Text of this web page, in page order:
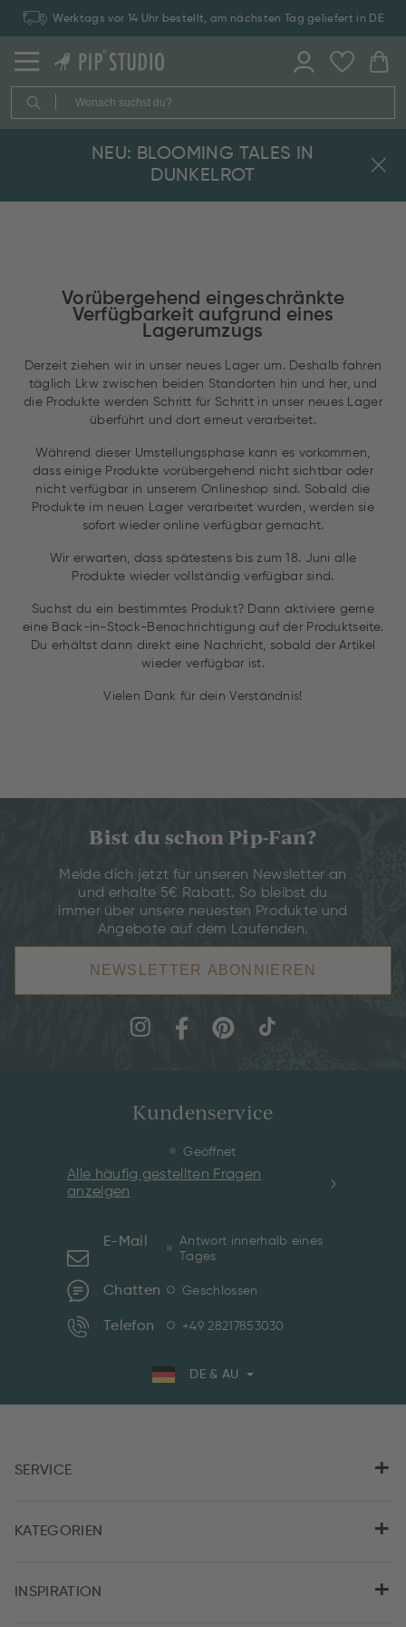
Werktags vor 14 Uhr bestellt, am nächsten Tag geliefert in DE
NEU: BLOOMING TALES IN
DUNKELROT
Vorübergehend eingeschränkte
Verfügbarkeit aufgrund eines
Lagerumzugs
Derzeit ziehen wir in unser neues Lager um. Deshalb fahren
täglich Lkw zwischen beiden Standorten hin und her, und
die Produkte werden Schritt für Schritt in unser neues Lager
überführt und dort erneut verarbeitet.
Während dieser Umstellungsphase kann es vorkommen,
dass einige Produkte vorübergehend nicht sichtbar oder
nicht verfügbar in unserem Onlineshop sind. Sobald die
Produkte im neuen Lager verarbeitet wurden, werden sie
sofort wieder online verfügbar gemacht.
Wir erwarten, dass spätestens bis zum 18. Juni alle
Produkte wieder vollständig verfügbar sind.
Suchst du ein bestimmtes Produkt? Dann aktiviere gerne
eine Back-in-Stock-Benachrichtigung auf der Produktseite.
Du erhältst dann direkt eine Nachricht, sobald der Artikel
wieder verfügbar ist.
Vielen Dank für dein Verständnis!
Bist du schon Pip-Fan?
Melde dich jetzt für unseren Newsletter an
und erhalte 5€ Rabatt. So bleibst du
immer über unsere neuesten Produkte und
Angebote auf dem Laufenden.
NEWSLETTER ABONNIEREN
Kundenservice
Geöffnet
Alle häufig gestellten Fragen
anzeigen
E-Mail
Antwort innerhalb eines
Tages
Chatten Geschlossen
Telefon +49 28217853030
DE & AU
SERVICE
KATEGORIEN
INSPIRATION